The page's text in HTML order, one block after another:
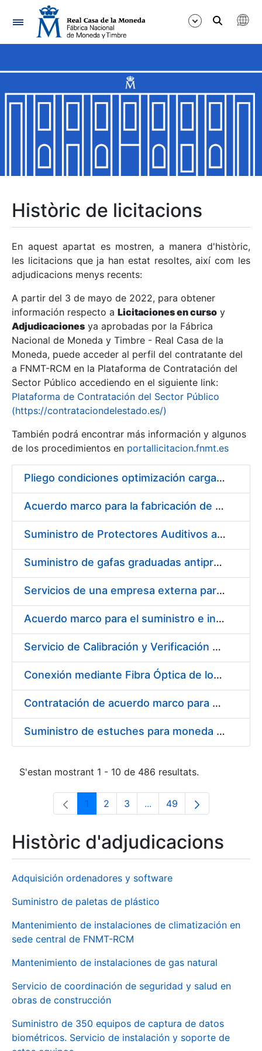
Navegació
Mostra/Amaga
Mostra/Amaga
Mostra/Amaga
Mostra/Amaga
Mostra/Amaga
Mostra/Amaga
Històric de licitacions
En aquest apartat es mostren, a manera d'històric,
les licitacions que ja han estat resoltes, així com les
adjudicacions menys recents:
A partir del 3 de mayo de 2022, para obtener
información respecto a Licitaciones en curso y
Adjudicaciones ya aprobadas por la Fábrica
Nacional de Moneda y Timbre - Real Casa de la
Moneda, puede acceder al perfil del contratante del
a FNMT-RCM en la Plataforma de Contratación del
Sector Público accediendo en el siguiente link:
Plataforma de Contratación del Sector Público
(https://contrataciondelestado.es/)
También podrá encontrar más información y algunos
de los procedimientos en portallicitacion.fnmt.es
Pliego condiciones optimización cargas compras firmado
Acuerdo marco para la fabricación de piezas
Suministro de Protectores Auditivos a medida para las personas trabajadoras de los Centros de Trabajo de Madrid y Burgos
Suministro de gafas graduadas antiproyecciones para los trabajadores de la FNMT-RCM en los centros de trabajo de Madrid y Burgos
Servicios de una empresa externa para el asesoramiento y resolución de los recursos de alzada que se presentan relacionados con procesos de selección para la FNMT-RCM
Acuerdo marco para el suministro e instalación de persianas, estores y otros complementos
Servicio de Calibración y Verificación Externa de los Equipos de Medición del Servicio de Prevención de la FNMT-RCM
Conexión mediante Fibra Óptica de los Centros de Proceso de Datos (CPDs) de las sedes de la FNMT-RCM de Burgos y Madrid
Contratación de acuerdo marco para el Suministro de Material de Electricidad para la Fábrica Nacional de Moneda y Timbre-Real Casa de la Moneda en su centro de trabajo de Burgos
Suministro de estuches para moneda de 30 €
S'estan mostrant 1 - 10 de 486 resultats.
Pàgina
1 Pàgina
2 Pàgina
3 ...Pàgines intermèdies
Pàgina
49
Històric d'adjudicacions
Adquisición ordenadores y software
Suministro de paletas de plástico
Mantenimiento de instalaciones de climatización en
sede central de FNMT-RCM
Mantenimiento de instalaciones de gas natural
Servicio de coordinación de seguridad y salud en
obras de construcción
Suministro de 350 equipos de captura de datos
biométricos. Servicio de instalación y soporte de